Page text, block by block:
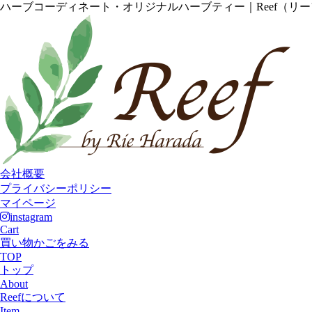
ハーブコーディネート・オリジナルハーブティー｜Reef（リ
会社概要
プライバシーポリシー
マイページ
instagram
Cart
買い物かごをみる
TOP
トップ
About
Reefについて